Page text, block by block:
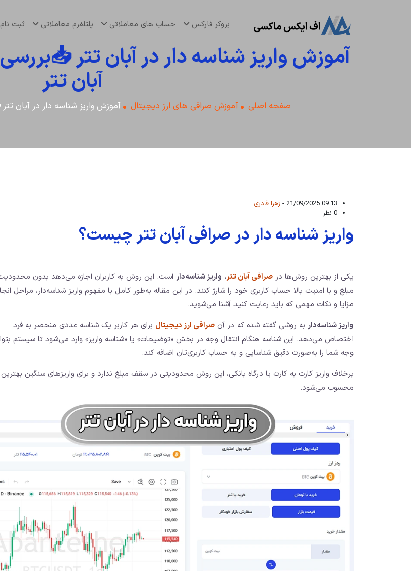
بروکر فارکس حساب های معاملاتی پلتلفرم معاملاتی ثبت
آموزش واریز شناسه دار در آبان تتر
آبان تتر
صفحه اصلی آموزش صرافی های ارز دیجیتال آموزش واریز شناسه دار در آبان
09:13 21/09/2025 -
زهرا قادری
0 نظر
واریز شناسه دار در صرافی آبان تتر چیست؟
یکی از بهترین روش‌ها در صرافی آبان تتر، واریز شناسه‌دار است. این روش به کاربران اجازه می‌دهد بدون
مبلغ و با امنیت بالا حساب کاربری خود را شارژ کنند. در این مقاله به‌طور کامل با مفهوم واریز شناسه‌دار، مراحل
مزایا و نکات مهمی که باید رعایت کنید آشنا می‌شوید.
واریز شناسه‌دار به روشی گفته شده که در آن صرافی ارز دیجیتال برای هر کاربر یک شناسه عددی منحصر به فرد
اختصاص می‌دهد. این شناسه هنگام انتقال وجه در بخش «توضیحات» یا «شناسه واریز» وارد می‌شود تا سیستم
وجه شما را به‌صورت دقیق شناسایی و به حساب کاربری‌تان اضافه کند.
برخلاف واریز کارت به کارت یا درگاه بانکی، این روش محدودیتی در سقف مبلغ ندارد و برای واریزهای سنگین بهترین
محسوب می‌شود.